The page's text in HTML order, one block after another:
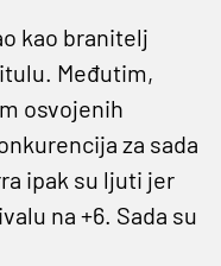
kao branitelj
Međutim,
osvojenih
za sada
ipak su ljuti jer
na +6. Sada su